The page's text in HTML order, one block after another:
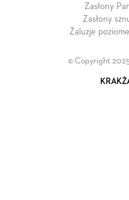
Zasłony
Zasłony
Żaluzje
© Copyright